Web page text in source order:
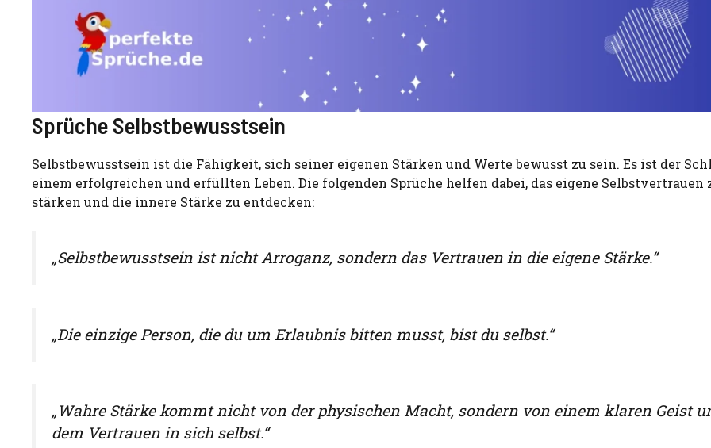
Sprüche Selbstbewusstsein
Selbstbewusstsein ist die Fähigkeit, sich seiner eigenen Stärken und Werte bewusst zu sein. Es ist der
einem erfolgreichen und erfüllten Leben. Die folgenden Sprüche helfen dabei, das eigene Selbstvertrauen
stärken und die innere Stärke zu entdecken:
„Selbstbewusstsein ist nicht Arroganz, sondern das Vertrauen in die eigene Stärke.“
„Die einzige Person, die du um Erlaubnis bitten musst, bist du selbst.“
„Wahre Stärke kommt nicht von der physischen Macht, sondern von einem klaren Geist
dem Vertrauen in sich selbst.“